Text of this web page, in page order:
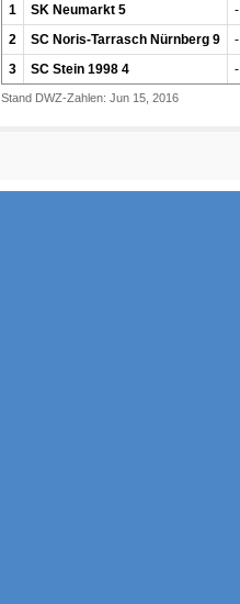
1
SK Neumarkt 5
-
2
SC Noris-Tarrasch Nürnberg 9
-
3
SC Stein 1998 4 -
Stand DWZ-Zahlen: Jun 15, 2016